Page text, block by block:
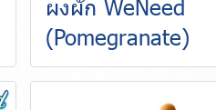
ผงผัก WeNeed
(Pomegranate)